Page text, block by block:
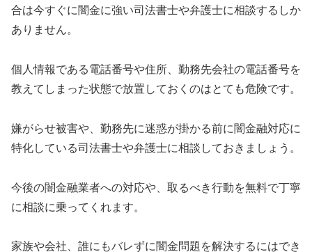
合は今すぐに闇金に強い司法書士や弁護士に相談するしか
ありません。
個人情報である電話番号や住所、勤務先会社の電話番号を
教えてしまった状態で放置しておくのはとても危険です。
嫌がらせ被害や、勤務先に迷惑が掛かる前に闇金融対応に
特化している司法書士や弁護士に相談しておきましょう。
今後の闇金融業者への対応や、取るべき行動を無料で丁寧
に相談に乗ってくれます。
家族や会社、誰にもバレずに闇金問題を解決するにはでき